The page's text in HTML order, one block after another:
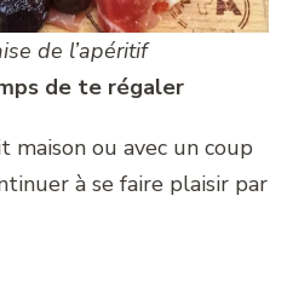
de l’apéritif
de te régaler
maison ou avec un coup
à se faire plaisir par